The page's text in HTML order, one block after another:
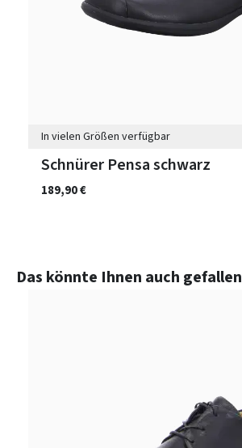
In vielen Größen verfügbar
Schnürer Pensa schwarz
189,90 €
Produktgalerie überspringen
Das könnte Ihnen auch gefallen